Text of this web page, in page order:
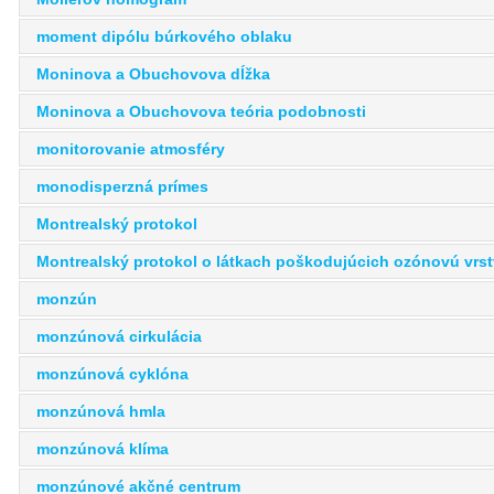
moment dipólu búrkového oblaku
Moninova a Obuchovova dĺžka
Moninova a Obuchovova teória podobnosti
monitorovanie atmosféry
monodisperzná prímes
Montrealský protokol
Montrealský protokol o látkach poškodujúcich ozónovú
monzún
monzúnová cirkulácia
monzúnová cyklóna
monzúnová hmla
monzúnová klíma
monzúnové akčné centrum